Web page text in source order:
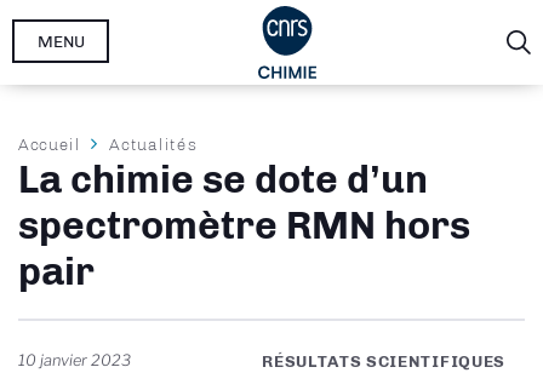
Aller
MENU
Fil
d'Ariane
Accueil Actualités
La chimie se dote d’un
spectromètre RMN hors
pair
10 janvier 2023 RÉSULTATS SCIENTIFIQUES